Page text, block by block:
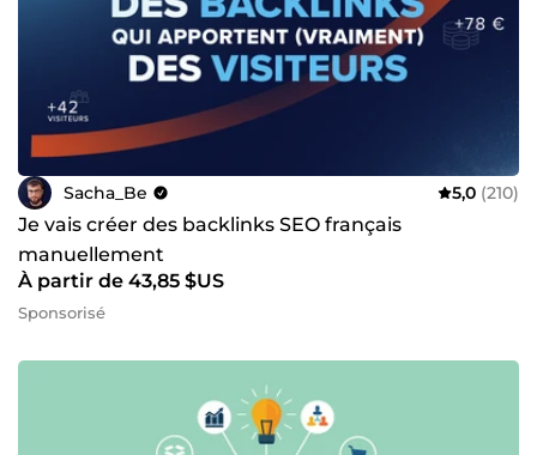
Sacha_Be 5,0 (210)
Je vais créer des backlinks SEO français
manuellement
À partir de 43,85 $US
Sponsorisé